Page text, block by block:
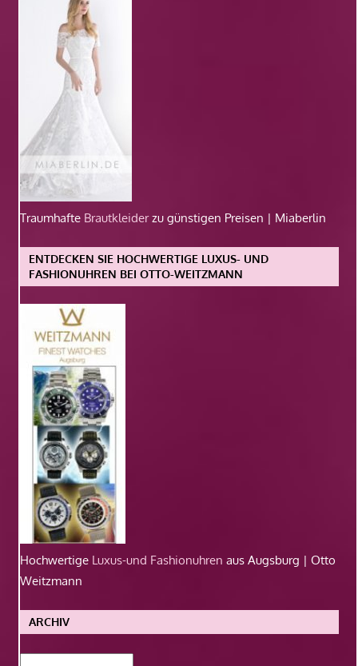
Traumhafte Brautkleiderzu günstigen Preisen | Miaberlin
ENTDECKEN SIE HOCHWERTIGE LUXUS- UND
FASHIONUHREN BEI OTTO-WEITZMANN
Hochwertige Luxus-und Fashionuhren aus Augsburg | Otto
Weitzmann
ARCHIV